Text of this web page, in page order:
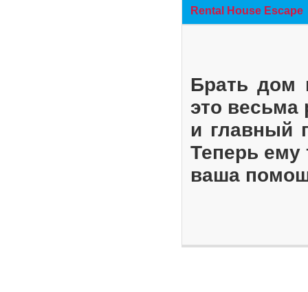
Rental House Escape
Брать дом
это весьма
и главный
Теперь ему
ваша